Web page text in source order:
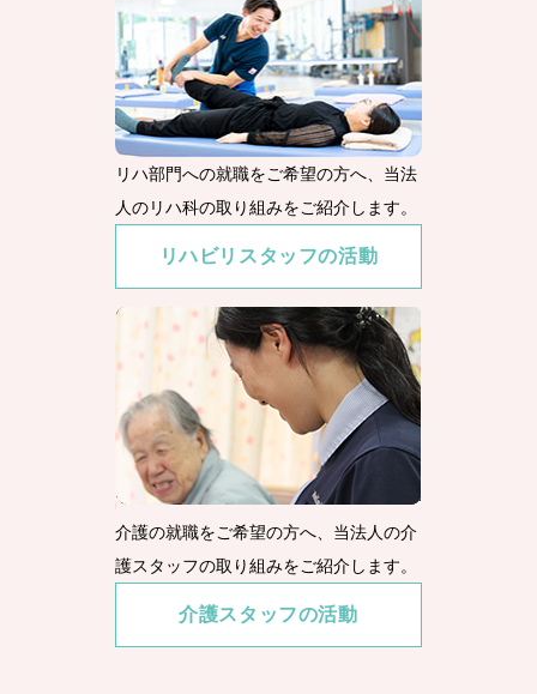
リハ部門への就職をご希望の方へ、当法
人のリハ科の取り組みをご紹介します。
リハビリスタッフの活動
介護の就職をご希望の方へ、当法人の介
護スタッフの取り組みをご紹介します。
介護スタッフの活動